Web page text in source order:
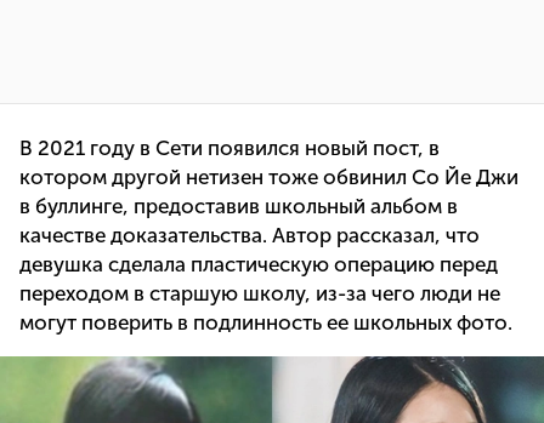
В 2021 году в Сети появился новый пост, в
котором другой нетизен тоже обвинил Со Йе Джи
в буллинге, предоставив школьный альбом в
качестве доказательства. Автор рассказал, что
девушка сделала пластическую операцию перед
переходом в старшую школу, из-за чего люди не
могут поверить в подлинность ее школьных фото.